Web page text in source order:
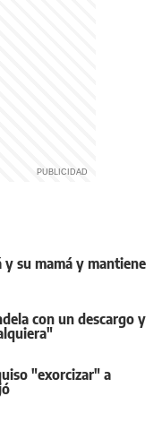
y su mamá y mantiene
con un descargo y
"exorcizar" a